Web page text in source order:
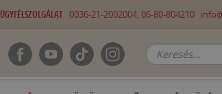
ÜGYFÉLSZOLGÁLAT 0036-21-2002004, 06-80-804210